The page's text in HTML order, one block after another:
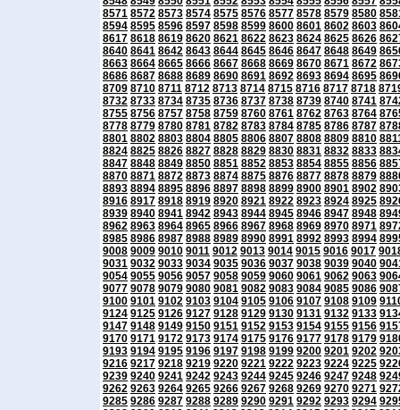
8571 8572 8573 8574 8575 8576 8577 8578 8579 8580
8594 8595 8596 8597 8598 8599 8600 8601 8602 8603
8617 8618 8619 8620 8621 8622 8623 8624 8625 8626
8640 8641 8642 8643 8644 8645 8646 8647 8648 8649
8663 8664 8665 8666 8667 8668 8669 8670 8671 8672
8686 8687 8688 8689 8690 8691 8692 8693 8694 8695
8709 8710 8711 8712 8713 8714 8715 8716 8717 8718
8732 8733 8734 8735 8736 8737 8738 8739 8740 8741
8755 8756 8757 8758 8759 8760 8761 8762 8763 8764
8778 8779 8780 8781 8782 8783 8784 8785 8786 8787
8801 8802 8803 8804 8805 8806 8807 8808 8809 8810
8824 8825 8826 8827 8828 8829 8830 8831 8832 8833
8847 8848 8849 8850 8851 8852 8853 8854 8855 8856
8870 8871 8872 8873 8874 8875 8876 8877 8878 8879
8893 8894 8895 8896 8897 8898 8899 8900 8901 8902
8916 8917 8918 8919 8920 8921 8922 8923 8924 8925
8939 8940 8941 8942 8943 8944 8945 8946 8947 8948
8962 8963 8964 8965 8966 8967 8968 8969 8970 8971
8985 8986 8987 8988 8989 8990 8991 8992 8993 8994
9008 9009 9010 9011 9012 9013 9014 9015 9016 9017
9031 9032 9033 9034 9035 9036 9037 9038 9039 9040
9054 9055 9056 9057 9058 9059 9060 9061 9062 9063
9077 9078 9079 9080 9081 9082 9083 9084 9085 9086
9100 9101 9102 9103 9104 9105 9106 9107 9108 9109
9124 9125 9126 9127 9128 9129 9130 9131 9132 9133
9147 9148 9149 9150 9151 9152 9153 9154 9155 9156
9170 9171 9172 9173 9174 9175 9176 9177 9178 9179
9193 9194 9195 9196 9197 9198 9199 9200 9201 9202
9216 9217 9218 9219 9220 9221 9222 9223 9224 9225
9239 9240 9241 9242 9243 9244 9245 9246 9247 9248
9262 9263 9264 9265 9266 9267 9268 9269 9270 9271
9285 9286 9287 9288 9289 9290 9291 9292 9293 9294